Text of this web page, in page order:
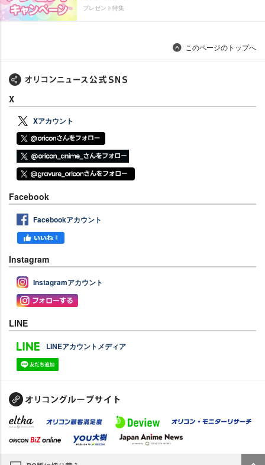
プレゼント特集
このページのトップへ
X
Xアカウント
Facebook
Facebookアカウント
Instagram
Instagramアカウント
LINE
LINEアカウントメディア